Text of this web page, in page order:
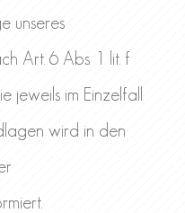
unseres
Art. 6 Abs. 1 lit. f
jeweils im Einzelfall
wird in den